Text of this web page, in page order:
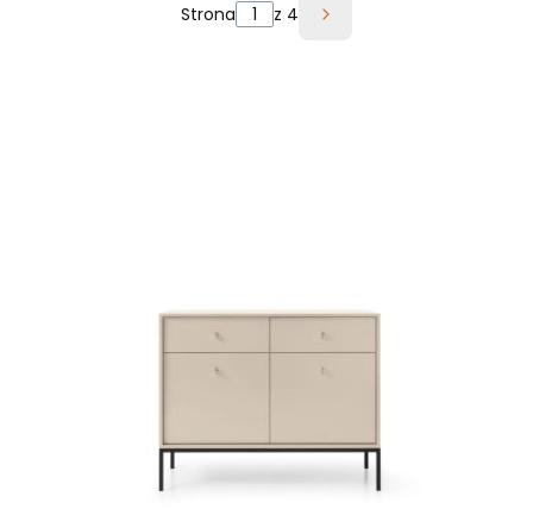
Strona z 4 Następne produkty